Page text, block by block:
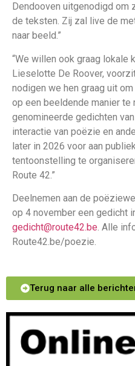
Dendooven uitgenodigd om
de teksten. Zij zal live de
naar beeld.”
“We willen ook graag lokale
Lieselotte De Roover,
nodigen we hen graag uit
op een beeldende manier te
genomineerde gedichten
interactie van poëzie en
later in 2026 voor aan
tentoonstelling te
Route 42.”
Deelnemen aan de
op 4 november een gedicht
gedicht@route42.be. Alle
Route42.be/poezie.
Terug naar alle